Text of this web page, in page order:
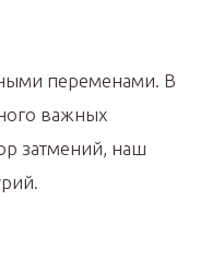
переменами. В
важных
затмений, наш